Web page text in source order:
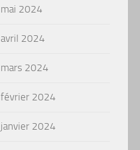
mai 2024
avril 2024
mars 2024
février 2024
janvier 2024